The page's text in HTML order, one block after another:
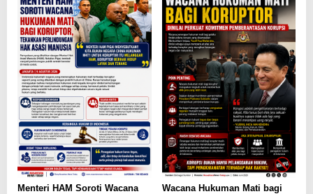
Menteri HAM Soroti Wacana
Wacana Hukuman Mati bagi